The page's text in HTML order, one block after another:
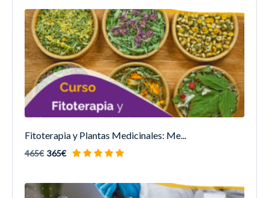
Fitoterapia y Plantas Medicinales: Me...
465€ 365€